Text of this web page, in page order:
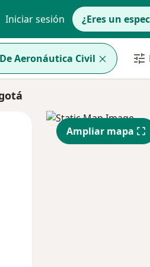
Iniciar sesión ¿Eres un
Aeronáutica Civil
Vie
14 Ago
Sáb
15 Ago
Ampliar mapa